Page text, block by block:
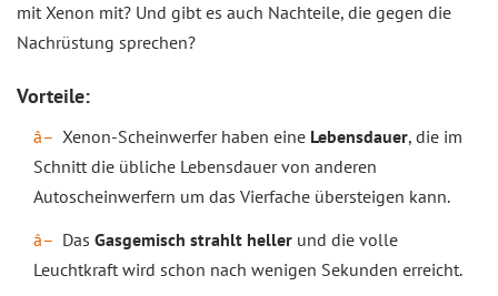
mit Xenon mit? Und gibt es auch Nachteile, die gegen die
Nachrüstung sprechen?
Vorteile:
Xenon-Scheinwerfer haben eine Lebensdauer, die im
Schnitt die übliche Lebensdauer von anderen
Autoscheinwerfern um das Vierfache übersteigen kann.
Das Gasgemisch strahlt heller und die volle
Leuchtkraft wird schon nach wenigen Sekunden erreicht.